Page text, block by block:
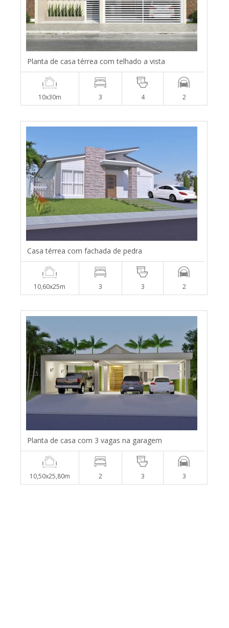
Planta de casa térrea com telhado a vista
10x30m 3 4 2
Casa térrea com fachada de pedra
10,60x25m 3 3 2
Planta de casa com 3 vagas na garagem
10,50x25,80m 2 3 3